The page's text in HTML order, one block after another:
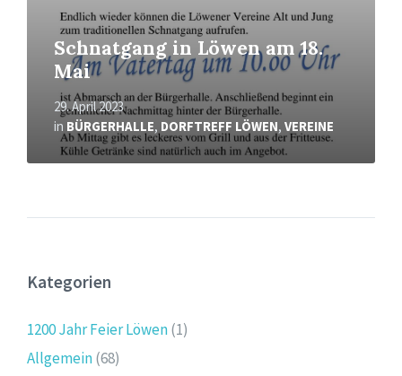
Schnatgang in Löwen am 18.
Mai
29. April 2023
in BÜRGERHALLE, DORFTREFF LÖWEN, VEREINE
Kategorien
1200 Jahr Feier Löwen(1)
Allgemein(68)